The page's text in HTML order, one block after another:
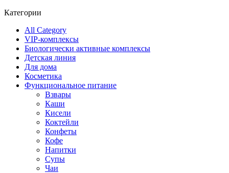
Категории
All Category
VIP-комплексы
Биологически активные комплексы
Детская линия
Для дома
Косметика
Функциональное питание
Взвары
Каши
Кисели
Коктейли
Конфеты
Кофе
Напитки
Супы
Чаи